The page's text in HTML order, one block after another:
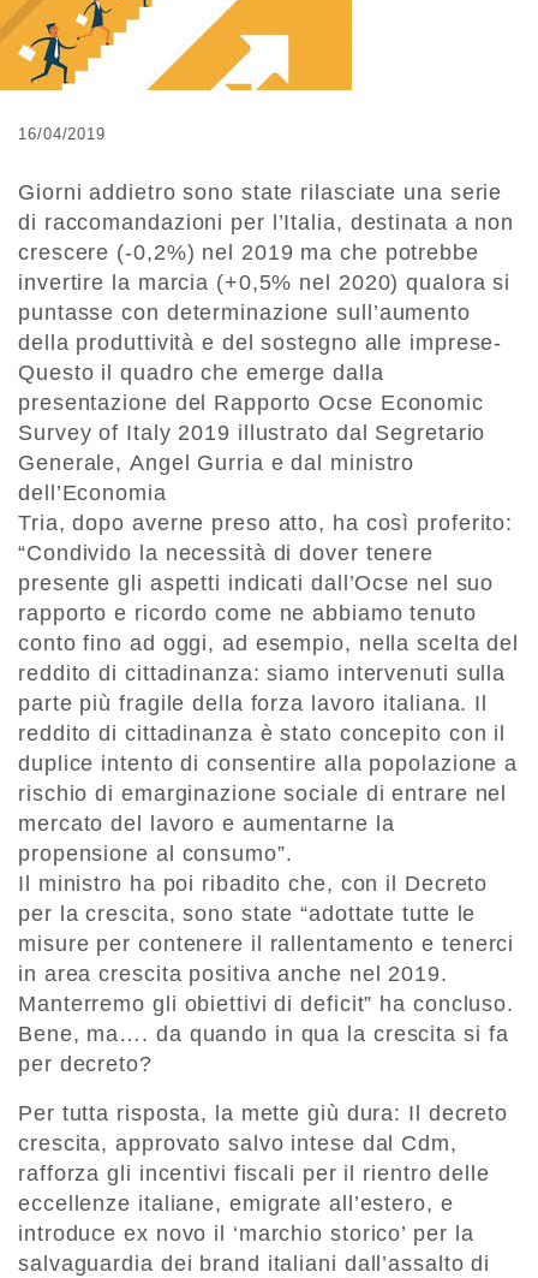
16/04/2019
Giorni addietro sono state rilasciate una serie
di raccomandazioni per l’Italia, destinata a non
crescere (-0,2%) nel 2019 ma che potrebbe
invertire la marcia (+0,5% nel 2020) qualora si
puntasse con determinazione sull’aumento
della produttività e del sostegno alle imprese-
Questo il quadro che emerge dalla
presentazione del Rapporto Ocse Economic
Survey of Italy 2019 illustrato dal Segretario
Generale, Angel Gurria e dal ministro
dell’Economia
Tria, dopo averne preso atto, ha così proferito:
“Condivido la necessità di dover tenere
presente gli aspetti indicati dall’Ocse nel suo
rapporto e ricordo come ne abbiamo tenuto
conto fino ad oggi, ad esempio, nella scelta del
reddito di cittadinanza: siamo intervenuti sulla
parte più fragile della forza lavoro italiana. Il
reddito di cittadinanza è stato concepito con il
duplice intento di consentire alla popolazione a
rischio di emarginazione sociale di entrare nel
mercato del lavoro e aumentarne la
propensione al consumo”.
Il ministro ha poi ribadito che, con il Decreto
per la crescita, sono state “adottate tutte le
misure per contenere il rallentamento e tenerci
in area crescita positiva anche nel 2019.
Manterremo gli obiettivi di deficit” ha concluso.
Bene, ma…. da quando in qua la crescita si fa
per decreto?
Per tutta risposta, la mette giù dura: Il decreto
crescita, approvato salvo intese dal Cdm,
rafforza gli incentivi fiscali per il rientro delle
eccellenze italiane, emigrate all’estero, e
introduce ex novo il ‘marchio storico’ per la
salvaguardia dei brand italiani dall’assalto di